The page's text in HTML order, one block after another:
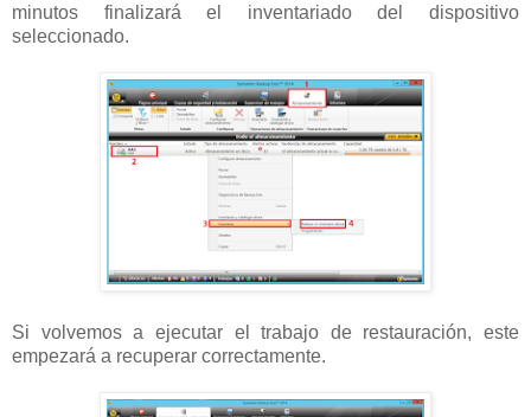
minutos finalizará el inventariado del dispositivo
seleccionado.
Si volvemos a ejecutar el trabajo de restauración, este
empezará a recuperar correctamente.